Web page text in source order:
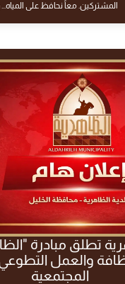
المشتركين. معاً نحافظ على
تطلق مبادرة
والعمل
المجتمعية